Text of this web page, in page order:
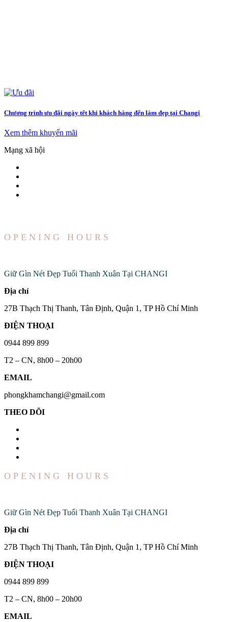
Chương trình ưu đãi ngày tết khi khách hàng đến làm đẹp tại Changi
Xem thêm khuyến mãi
Mạng xã hội
OPENING HOURS
Giữ Gìn Nét Đẹp Tuổi Thanh Xuân Tại CHANGI
Địa chỉ
27B Thạch Thị Thanh, Tân Định, Quận 1, TP Hồ Chí Minh
ĐIỆN THOẠI
0944 899 899
T2 – CN, 8h00 – 20h00
EMAIL
phongkhamchangi@gmail.com
THEO DÕI
OPENING HOURS
Giữ Gìn Nét Đẹp Tuổi Thanh Xuân Tại CHANGI
Địa chỉ
27B Thạch Thị Thanh, Tân Định, Quận 1, TP Hồ Chí Minh
ĐIỆN THOẠI
0944 899 899
T2 – CN, 8h00 – 20h00
EMAIL